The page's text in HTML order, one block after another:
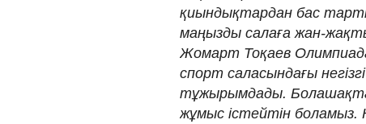
қиындықтардан бас
маңызды салаға жан-
Жомарт Тоқаев
спорт саласындағы
тұжырымдады. Болашақта
жұмыс істейтін боламыз.